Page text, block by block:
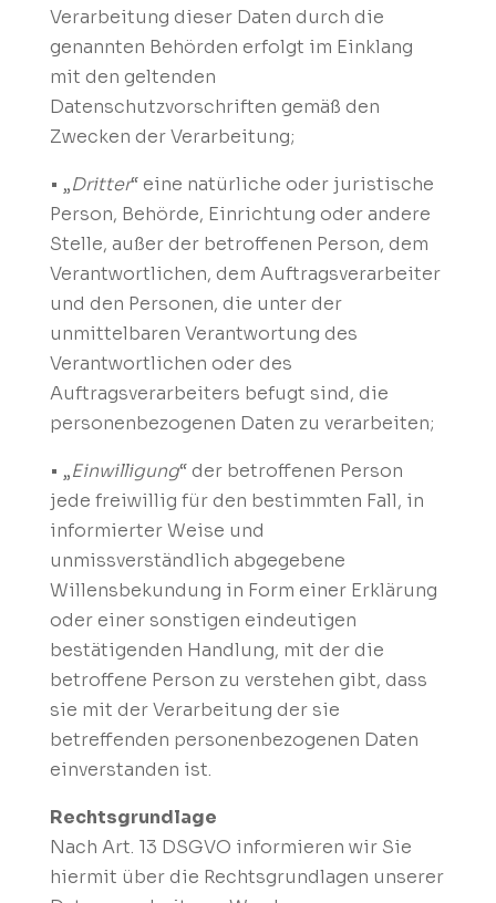
Verarbeitung dieser Daten durch die
genannten Behörden erfolgt im Einklang
mit den geltenden
Datenschutzvorschriften gemäß den
Zwecken der Verarbeitung;
• „Dritter“ eine natürliche oder juristische
Person, Behörde, Einrichtung oder andere
Stelle, außer der betroffenen Person, dem
Verantwortlichen, dem Auftragsverarbeiter
und den Personen, die unter der
unmittelbaren Verantwortung des
Verantwortlichen oder des
Auftragsverarbeiters befugt sind, die
personenbezogenen Daten zu verarbeiten;
• „Einwilligung“ der betroffenen Person
jede freiwillig für den bestimmten Fall, in
informierter Weise und
unmissverständlich abgegebene
Willensbekundung in Form einer Erklärung
oder einer sonstigen eindeutigen
bestätigenden Handlung, mit der die
betroffene Person zu verstehen gibt, dass
sie mit der Verarbeitung der sie
betreffenden personenbezogenen Daten
einverstanden ist.
Rechtsgrundlage
Nach Art. 13 DSGVO informieren wir Sie
hiermit über die Rechtsgrundlagen unserer